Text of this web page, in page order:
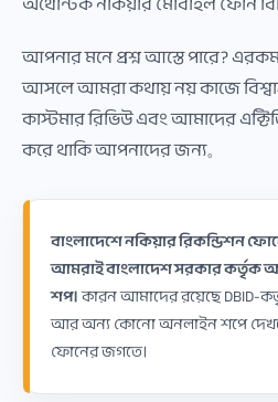
আপনার মনে প্রশ্ন আস্তে পারে?
আসলে আমরা কথায় নয় কাজে
কাস্টমার রিভিউ এবং আমাদের
করে থাকি আপনাদের জন্য。
বাংলাদেশে নকিয়ার রিকন্ডিশন
আমরাই বাংলাদেশ সরকার কর্তৃক
শপ।কারন আমাদের রয়েছে DBID-
আর অন্য কোনো অনলাইন শপে
ফোনের জগতে।